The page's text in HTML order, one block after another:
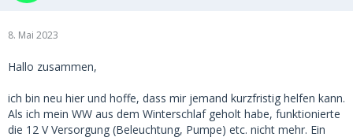
8. Mai 2023
Hallo zusammen,
ich bin neu hier und hoffe, dass mir jemand kurzfristig helfen kann.
Als ich mein WW aus dem Winterschlaf geholt habe, funktionierte
die 12 V Versorgung (Beleuchtung, Pumpe) etc. nicht mehr. Ein